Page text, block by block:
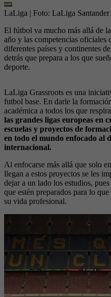
LaLiga | Foto: LaLiga Santander
El fútbol va mucho más allá de
año y las competencias oficiales
diferentes países y continentes
detrás que prepara a los que
deporte.
LaLiga Grassroots es una
futbol base. En darle la
académica a todos los que
las grandes ligas europeas en
escuelas y proyectos de
en todo el mundo enfocado al
internacional.
Al enfocarse más allá que solo
llegan a estos proyectos se les
dejar a un lado los estudios,
que estén preparados para lo
su vida profesional.